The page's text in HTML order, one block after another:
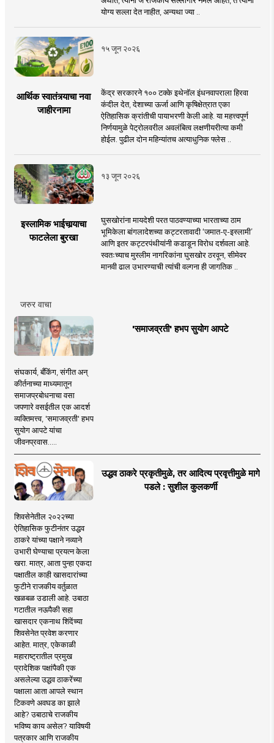
योग्य सल्ला देत नाहीत, अन्यथा ज्या ..
१५ जून २०२६
आर्थिक स्वातंत्र्याचा नवा
जाहीरनामा
केंद्र सरकारने १०० टक्के इथेनॉल इंधनवापराला हिरवा
कंदील देत, देशाच्या ऊर्जा आणि कृषिक्षेत्रात एका
ऐतिहासिक क्रांतीची पायाभरणी केली आहे. या महत्त्वपूर्ण
निर्णयामुळे पेट्रोलवरील अवलंबित्व लक्षणीयरीत्या कमी
होईल. पुढील दोन महिन्यांतच अत्याधुनिक फ्लेस ..
१३ जून २०२६
इस्लामिक भाईचार्‍याचा
फाटलेला बुरखा
घुसखोरांना मायदेशी परत पाठवण्याच्या भारताच्या ठाम
भूमिकेला बांगलादेशच्या कट्टरतावादी ‘जमात-ए-इस्लामी’
आणि इतर कट्टरपंथीयांनी कडाडून विरोध दर्शवला आहे.
स्वतःच्याच मुस्लीम नागरिकांना घुसखोर ठरवून, सीमेवर
मानवी ढाल उभारण्याची त्यांची वल्गना ही जागतिक ..
जरुर वाचा
'समाजव्रती' हभप सुयोग आपटे
संघकार्य, बँकिंग, संगीत अन्
कीर्तनाच्या माध्यमातून
समाजप्रबोधनाचा वसा
जपणारे वसईतील एक आदर्श
व्यक्तिमत्त्व, 'समाजव्रती' हभप
सुयोग आपटे यांचा
जीवनप्रवास.....
उद्धव ठाकरे प्रकृतीमुळे, तर आदित्य प्रवृत्तीमुळे मागे
पडले : सुशील कुलकर्णी
शिवसेनेतील २०२२च्या
ऐतिहासिक फुटीनंतर उद्धव
ठाकरे यांच्या पक्षाने नव्याने
उभारी घेण्याचा प्रयत्न केला
खरा. मात्र, आता पुन्हा एकदा
पक्षातील काही खासदारांच्या
फुटीने राजकीय वर्तुळात
खळबळ उडाली आहे. उबाठा
गटातील नऊपैकी सहा
खासदार एकनाथ शिंदेंच्या
शिवसेनेत प्रवेश करणार
आहेत. मात्र, एकेकाळी
महाराष्ट्रातील प्रमुख
प्रादेशिक पक्षांपैकी एक
असलेल्या उद्धव ठाकरेंच्या
पक्षाला आता आपले स्थान
टिकवणे अवघड का झाले
आहे? उबाठाचे राजकीय
भविष्य काय असेल? याविषयी
पत्रकार आणि राजकीय